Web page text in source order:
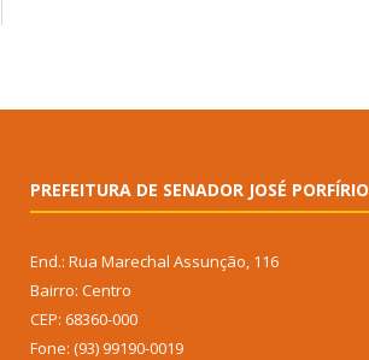
PREFEITURA DE SENADOR JOSÉ PORFÍRIO
End.: Rua Marechal Assunção, 116
Bairro: Centro
CEP: 68360-000
Fone: (93) 99190-0019